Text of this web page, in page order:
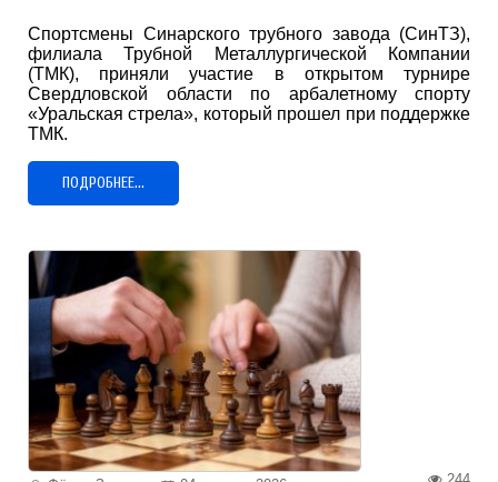
Спортсмены Синарского трубного завода (СинТЗ),
филиала Трубной Металлургической Компании
(ТМК), приняли участие в открытом турнире
Свердловской области по арбалетному спорту
«Уральская стрела», который прошел при поддержке
ТМК.
ПОДРОБНЕЕ...